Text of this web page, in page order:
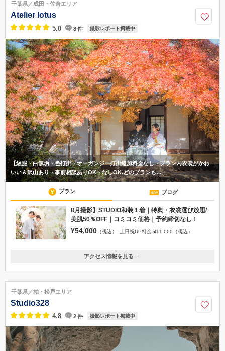
R五井駅から徒歩25分)
0436-37-2615
千葉県／成田・佐倉エリア
Atelier lotus
5.0 8件 撮影レポート掲載中
【紋服・白無垢・色打掛・オーガンジー打掛追加料金なし・プラン内衣裳がかわ
いい＆沢山あり・事前相談ありOK・なしOK.どのプランも…
プラン ブログ
8月撮影】STUDIO和装１着｜特典・衣裳選び放題/
美肌50％OFF｜コミコミ価格｜予約締切なし！
¥54,000 （税込） 土日祝UP料金 ¥11,000（税込）
千葉県佐倉市大崎台1-4-5コートヤード101
アクセス情報を見る
千葉県／柏・松戸エリア
Studio328
4.8 2件 撮影レポート掲載中